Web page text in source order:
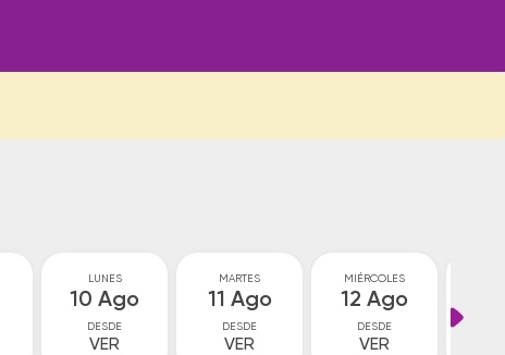
LUNES
10 Ago
DESDE
VER
MARTES
11 Ago
DESDE
VER
MIÉRCOLES
12 Ago
DESDE
VER